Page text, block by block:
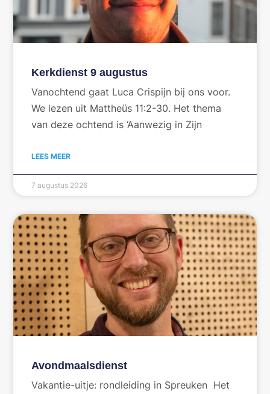
Kerkdienst 9 augustus
Vanochtend gaat Luca Crispijn bij ons voor.
We lezen uit Mattheüs 11:2-30. Het thema
van deze ochtend is ‘Aanwezig in Zijn
LEES MEER
7 augustus 2026
Avondmaalsdienst
Vakantie-uitje: rondleiding in Spreuken Het